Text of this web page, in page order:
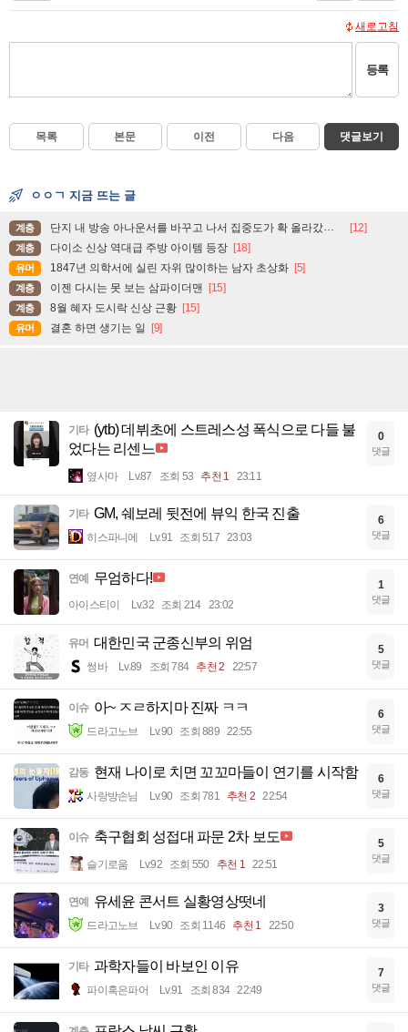
새로고침
등록
목록 본문 이전 다음 댓글보기
ㅇㅇㄱ 지금 뜨는 글
계층 단지 내 방송 아나운서를 바꾸고 나서 집중도가 확 올라갔다는 한 아파트의 안내방송 [12]
계층 다이소 신상 역대급 주방 아이템 등장 [18]
유머 1847년 의학서에 실린 자위 많이하는 남자 초상화 [5]
계층 이젠 다시는 못 보는 삼파이더맨 [15]
계층 8월 혜자 도시락 신상 근황 [15]
유머 결혼 하면 생기는 일 [9]
기타 (ytb) 데뷔초에 스트레스성 폭식으로 다들 불
었다는 리센느
옆사마 Lv.87 조회 53 추천 1 23:11
0
댓글
기타 GM, 쉐보레 뒷전에 뷰익 한국 진출
히스파니에 Lv.91 조회 517 23:03
6
댓글
연예 무엄하다!
아이스티이 Lv.32 조회 214 23:02
1
댓글
유머 대한민국 군종신부의 위엄
썽바 Lv.89 조회 784 추천 2 22:57
5
댓글
이슈 아~ ㅈㄹ하지마 진짜 ㅋㅋ
드라고노브 Lv.90 조회 889 22:55
6
댓글
감동 현재 나이로 치면 꼬꼬마들이 연기를 시작함
사랑방손님 Lv.90 조회 781 추천 2 22:54
6
댓글
이슈 축구협회 성접대 파문 2차 보도
슬기로움 Lv.92 조회 550 추천 1 22:51
5
댓글
연예 유세윤 콘서트 실황영상떳네
드라고노브 Lv.90 조회 1146 추천 1 22:50
3
댓글
기타 과학자들이 바보인 이유
파이혹은파어 Lv.91 조회 834 22:49
7
댓글